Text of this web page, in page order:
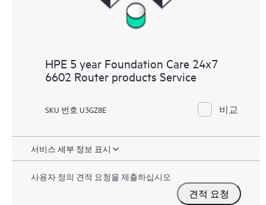
HPE 5 year Foundation Care 24x7
6602 Router products Service
SKU 번호 U3GZ8E 비교
서비스 세부 정보 표시
사용자 정의 견적 요청을 제출하십시오
견적 요청